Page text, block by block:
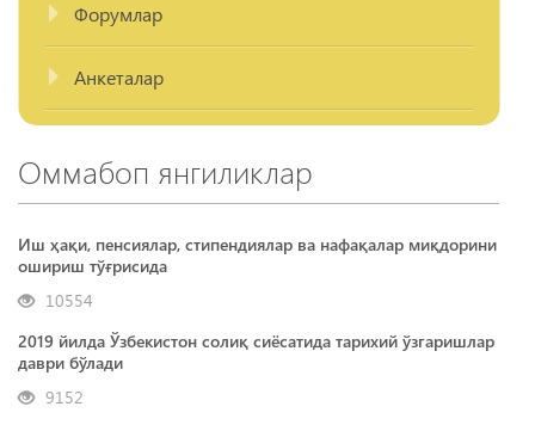
Форумлар
Анкеталар
Оммабоп янгиликлар
Иш ҳақи, пенсиялар, стипендиялар ва нафақалар миқдорини
ошириш тўғрисида
10554
2019 йилда Ўзбекистон солиқ сиёсатида тарихий ўзгаришлар
даври бўлади
9152